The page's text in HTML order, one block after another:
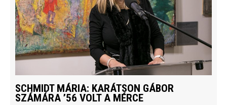
SCHMIDT MÁRIA: KARÁTSON GÁBOR
SZÁMÁRA ’56 VOLT A MÉRCE